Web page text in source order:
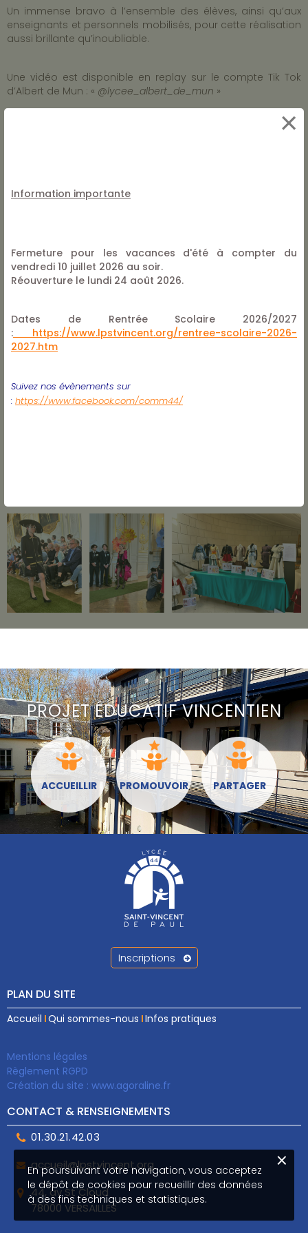
×
Information importante
Fermeture pour les vacances d'été à compter du
vendredi 10 juillet 2026 au soir.
Réouverture le lundi 24 août 2026.
Dates de Rentrée Scolaire 2026/2027
: https://www.lpstvincent.org/rentree-scolaire-2026-
2027.htm
Suivez nos évènements sur
: https://www.facebook.com/comm44/
×
En poursuivant votre navigation, vous acceptez
le dépôt de cookies pour recueillir des données
à des fins techniques et statistiques.
Un immense bravo à l’ensemble des élèves, ainsi qu’aux
enseignants et personnels mobilisés, pour cette réalisation
aussi brillante qu’inoubliable.
Une vidéo est disponible en replay sur le compte Tik Tok
d’Albert de Mun : « @lycee_albert_de_mun »
PROJET ÉDUCATIF VINCENTIEN
ACCUEILLIR PROMOUVOIR PARTAGER
Inscriptions
PLAN DU SITE
Accueil Qui sommes-nous Infos pratiques
Mentions légales
Règlement RGPD
Création du site : www.agoraline.fr
CONTACT & RENSEIGNEMENTS
01.30.21.42.03
accueil@lpstvincent.org
44, av St Cloud
78000 VERSAILLES